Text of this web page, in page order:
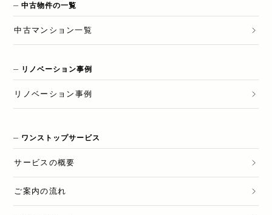
中古物件の一覧
中古マンション一覧
リノベーション事例
リノベーション 事例
ワンストップサービス
サービスの概要
ご案内の流れ